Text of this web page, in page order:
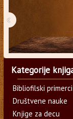
‹
Kategorije
Bibliofilski primerci
Društvene nauke
Knjige za decu